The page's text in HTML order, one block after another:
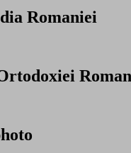
Romaniei